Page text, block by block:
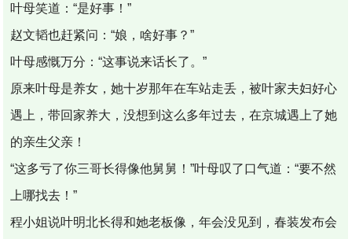
叶母笑道：“是好事！”
赵文韬也赶紧问：“娘，啥好事？”
叶母感慨万分：“这事说来话长了。”
原来叶母是养女，她十岁那年在车站走丢，被叶家夫妇好心
遇上，带回家养大，没想到这么多年过去，在京城遇上了她
的亲生父亲！
“这多亏了你三哥长得像他舅舅！”叶母叹了口气道：“要不然
上哪找去！”
程小姐说叶明北长得和她老板像，年会没见到，春装发布会